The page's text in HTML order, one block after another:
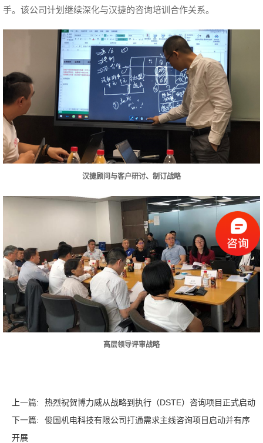
手。 该公司计划继续深化与汉捷的咨询培训合作关系。
汉捷顾问与客户研讨、制订战略
高层领导评审战略
上一篇:
热烈祝贺博力威从战略到执行（DSTE）咨询项目正式启动
下一篇:
俊国机电科技有限公司打通需求主线咨询项目启动并有序
开展